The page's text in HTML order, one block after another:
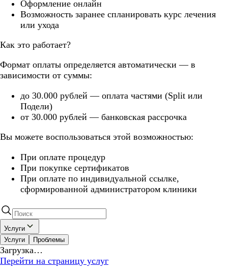
Оформление онлайн
Возможность заранее спланировать курс лечения
или ухода
Как это работает?
Формат оплаты определяется автоматически — в
зависимости от суммы:
до 30.000 рублей — оплата частями (Split или
Подели)
от 30.000 рублей — банковская рассрочка
Вы можете воспользоваться этой возможностью:
При оплате процедур
При покупке сертификатов
При оплате по индивидуальной ссылке,
сформированной администратором клиники
Услуги
Услуги
Проблемы
Загрузка…
Перейти на страницу услуг